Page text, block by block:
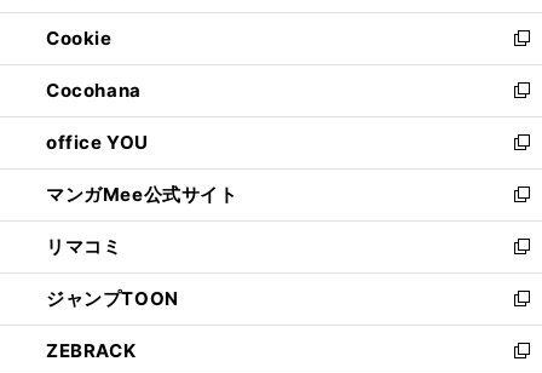
開
く
ウ
で
開
く
ン
ド
ウ
で
開
く
ウ
ィ
ン
ド
ウ
で
開
く
Cookie
新
し
い
ウ
ィ
ン
ド
ウ
で
開
く
Cocohana
新
し
い
ウ
ィ
ン
ド
ウ
で
開
く
office YOU
新
し
い
ウ
ィ
ン
ド
ウ
で
マンガMee公式サイト
新
し
い
ウ
ィ
ン
ド
リマコミ
新
し
い
ウ
ィ
ジャンプTOON
新
し
い
ZEBRACK
新